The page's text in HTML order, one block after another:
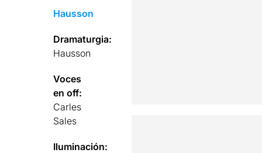
Hausson
Dramaturgia:
Hausson
Voces
en off:
Carles
Sales
Iluminación: